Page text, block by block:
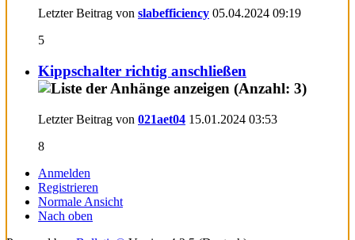
Letzter Beitrag von slabefficiency 05.04.2024 09:19
5
Kippschalter richtig anschließen
Letzter Beitrag von 021aet04 15.01.2024 03:53
8
Anmelden
Registrieren
Normale Ansicht
Nach oben